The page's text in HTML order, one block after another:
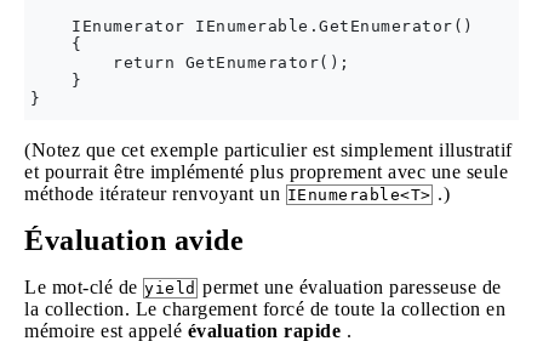
    IEnumerator IEnumerable.GetEnumerator()
    {
        return GetEnumerator();
    }
(Notez que cet exemple particulier est simplement illustratif
et pourrait être implémenté plus proprement avec une seule
méthode itérateur renvoyant un IEnumerable<T> .)
Évaluation avide
Le mot-clé de yield permet une évaluation paresseuse de
la collection. Le chargement forcé de toute la collection en
mémoire est appelé évaluation rapide .